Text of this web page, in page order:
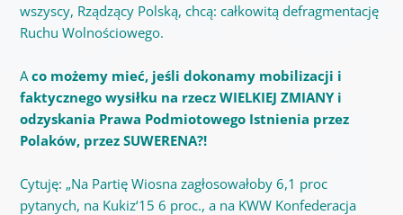
wszyscy, Rządzący Polską, chcą: całkowitą defragmentację
Ruchu Wolnościowego.
A co możemy mieć, jeśli dokonamy mobilizacji i
faktycznego wysiłku na rzecz WIELKIEJ ZMIANY i
odzyskania Prawa Podmiotowego Istnienia przez
Polaków, przez SUWERENA?!
Cytuję: „Na Partię Wiosna zagłosowałoby 6,1 proc
pytanych, na Kukiz‘15 6 proc., a na KWW Konfederacja